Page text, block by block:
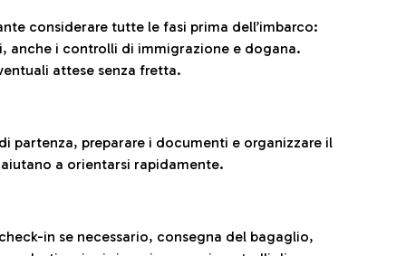
considerare tutte le fasi prima dell’imbarco:
anche i controlli di immigrazione e dogana.
attese senza fretta.
partenza, preparare i documenti e organizzare il
a orientarsi rapidamente.
in se necessario, consegna del bagaglio,